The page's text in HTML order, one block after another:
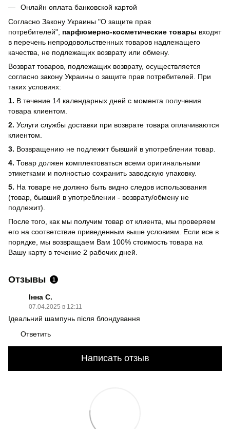
Онлайн оплата банковской картой
Согласно Закону Украины "О защите прав
потребителей", парфюмерно-косметические товары входят
в перечень непродовольственных товаров надлежащего
качества, не подлежащих возврату или обмену.
Возврат товаров, подлежащих возврату, осуществляется
согласно закону Украины о защите прав потребителей. При
таких условиях:
1. В течение 14 календарных дней с момента получения
товара клиентом.
2. Услуги службы доставки при возврате товара оплачиваются
клиентом.
3. Возвращению не подлежит бывший в употреблении товар.
4. Товар должен комплектоваться всеми оригинальными
этикетками и полностью сохранить заводскую упаковку.
5. На товаре не должно быть видно следов использования
(товар, бывший в употреблении - возврату/обмену не
подлежит).
После того, как мы получим товар от клиента, мы проверяем
его на соответствие приведенным выше условиям. Если все в
порядке, мы возвращаем Вам 100% стоимость товара на
Вашу карту в течение 2 рабочих дней.
Отзывы 1
Інна С.
07.04.2025 в 12:11
Ідеальний шампунь після блондування
Ответить
Написать отзыв